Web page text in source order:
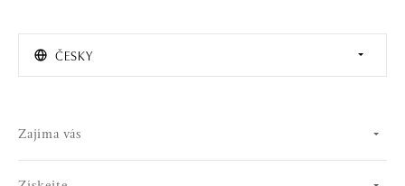
ČESKY
Zajíma vás